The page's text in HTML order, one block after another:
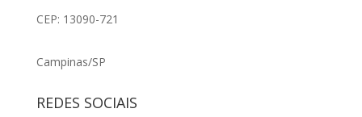
CEP: 13090-721
Campinas/SP
REDES SOCIAIS